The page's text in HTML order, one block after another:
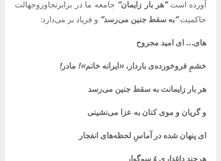
آورده است“هر بار زایمان“ جامعه ما در برابرتجاوزوجهالت
حاکمیت“به سقط جنین می‌رسد“ و فریاد بر می‌دارد:
های… ای امید مجروح
خشمِ فروخورده‌ی باردار، «ایرانه خانم»! مادر!
هر بار زایمانت به سقط جنین می‌رسد
و گریان و موی کنان به عزا می‌نشینی
ای پنهان شده در آماسِ لحظه‌های انفجار
هرچند داغداری وُ سوگوار